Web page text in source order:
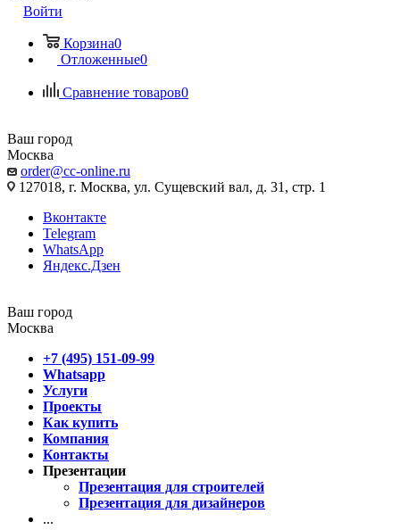
Войти
Корзина0
Отложенные0
Сравнение товаров0
Ваш город
Москва
order@cc-online.ru
127018, г. Москва, ул. Сущевский вал, д. 31, стр. 1
Вконтакте
Telegram
WhatsApp
Яндекс.Дзен
Ваш город
Москва
+7 (495) 151-09-99
Whatsapp
Услуги
Проекты
Как купить
Компания
Контакты
Презентации
Презентация для строителей
Презентация для дизайнеров
...